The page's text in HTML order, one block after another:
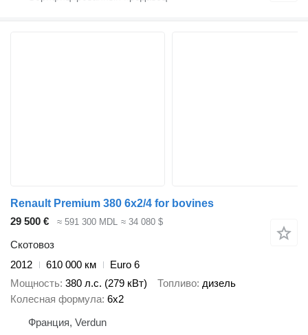
Renault Premium 380 6x2/4 for bovines
29 500 €
≈ 591 300 MDL ≈ 34 080 $
Скотовоз
2012
610 000 км
Euro 6
Мощность 380 л.с. (279 кВт) Топливо дизель
Колесная формула 6x2
Франция, Verdun